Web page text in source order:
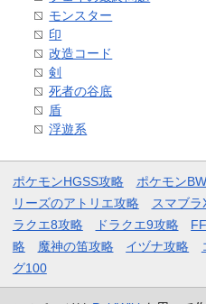
モンスター
印
改造コード
剣
死者の谷底
盾
浮遊系
ポケモンHGSS攻略 ポケモン
リーズのアトリエ攻略
スマブラ
ラクエ8攻略
ドラクエ9攻略
略
魔神の笛攻略 イヅナ攻略
グ100